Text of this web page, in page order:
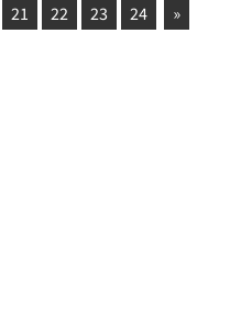
21 22 23 24 »